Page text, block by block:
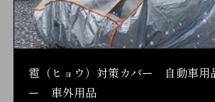
雹（ヒョウ）対策カバー 自動車
ー 車外用品